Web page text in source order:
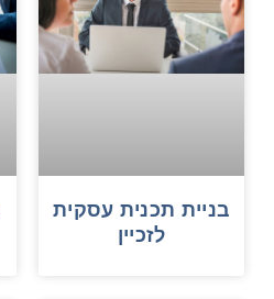
בניית תכנית עסקית
לזכיין